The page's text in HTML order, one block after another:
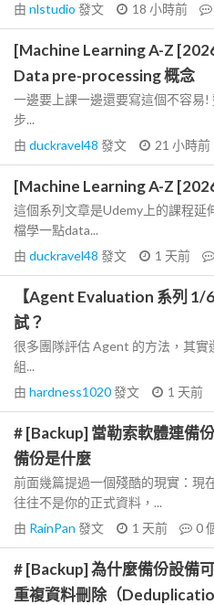
由 nlstudio 發文 18 小時前
[Machine Learning A-Z
Data pre-processing 概念
一邊要上課一邊還要寫這個不容易!
步...
由 duckravel48 發文 21 小時前
[Machine Learning A-Z
這個系列文章是Udemy上的課程延
檔學一點data...
由 duckravel48 發文 1 天前
【Agent Evaluation 系列
試？
很多團隊評估 Agent 的方法，其
組...
由 hardness1020發文 1 天前
# [Backup] 當勒索軟體連備
備份是什麼
前面幾篇提過一個殘酷的現實：現
往往不是你的正式資料，...
由 RainPan 發文 1 天前 0
# [Backup] 為什麼備份設備
重複資料刪除（